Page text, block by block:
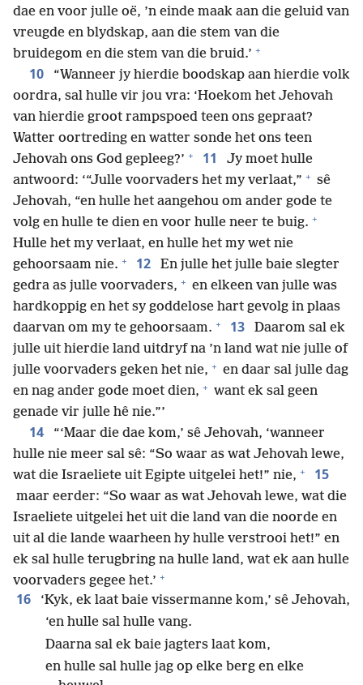
dae en voor julle oë, ’n einde maak aan die geluid van
vreugde en blydskap, aan die stem van die
bruidegom en die stem van die bruid.’ +
10
“Wanneer jy hierdie boodskap aan hierdie volk
oordra, sal hulle vir jou vra: ‘Hoekom het Jehovah
van hierdie groot rampspoed teen ons gepraat?
Watter oortreding en watter sonde het ons teen
Jehovah ons God gepleeg?’ + 11
Jy moet hulle
antwoord: ‘“Julle voorvaders het my verlaat,” + sê
Jehovah, “en hulle het aangehou om ander gode te
volg en hulle te dien en voor hulle neer te buig. +
Hulle het my verlaat, en hulle het my wet nie
gehoorsaam nie. + 12
En julle het julle baie slegter
gedra as julle voorvaders, + en elkeen van julle was
hardkoppig en het sy goddelose hart gevolg in plaas
daarvan om my te gehoorsaam. + 13
Daarom sal ek
julle uit hierdie land uitdryf na ’n land wat nie julle of
julle voorvaders geken het nie, + en daar sal julle dag
en nag ander gode moet dien, + want ek sal geen
genade vir julle hê nie.”’
14
“‘Maar die dae kom,’ sê Jehovah, ‘wanneer
hulle nie meer sal sê: “So waar as wat Jehovah lewe,
wat die Israeliete uit Egipte uitgelei het!” nie, + 15
maar eerder: “So waar as wat Jehovah lewe, wat die
Israeliete uitgelei het uit die land van die noorde en
uit al die lande waarheen hy hulle verstrooi het!” en
ek sal hulle terugbring na hulle land, wat ek aan hulle
voorvaders gegee het.’ +
16
‘Kyk, ek laat baie vissermanne kom,’ sê Jehovah,
‘en hulle sal hulle vang.
Daarna sal ek baie jagters laat kom,
en hulle sal hulle jag op elke berg en elke